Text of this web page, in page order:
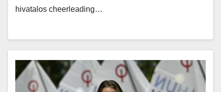
hivatalos cheerleading…